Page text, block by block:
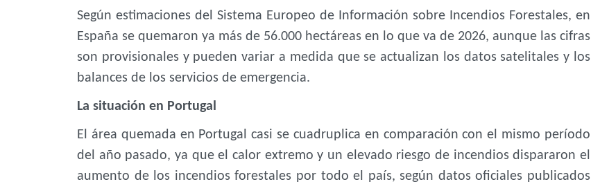
Según estimaciones del Sistema Europeo de Información sobre Incendios Forestales, en
España se quemaron ya más de 56.000 hectáreas en lo que va de 2026, aunque las cifras
son provisionales y pueden variar a medida que se actualizan los datos satelitales y los
balances de los servicios de emergencia.
La situación en Portugal
El área quemada en Portugal casi se cuadruplica en comparación con el mismo período
del año pasado, ya que el calor extremo y un elevado riesgo de incendios dispararon el
aumento de los incendios forestales por todo el país, según datos oficiales publicados